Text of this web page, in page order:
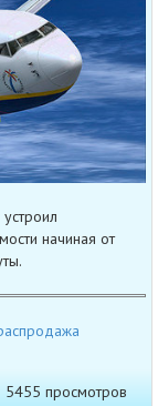
начиная от
5455 просмотров